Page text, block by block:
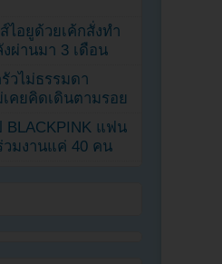
ไอยูด้วยเค้กสั่งทำ
ผ่านมา 3 เดือน
วไม่ธรรมดา
คยคิดเดินตามรอย
BLACKPINK แฟน
มงานแค่ 40 คน